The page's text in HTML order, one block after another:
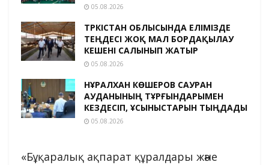
05.08.2026
ТҮРКІСТАН ОБЛЫСЫНДА ЕЛІМІЗДЕ
ТЕҢДЕСІ ЖОҚ МАЛ БОРДАҚЫЛАУ
КЕШЕНІ САЛЫНЫП ЖАТЫР
05.08.2026
НҰРАЛХАН КӨШЕРОВ САУРАН
АУДАНЫНЫҢ ТҰРҒЫНДАРЫМЕН
КЕЗДЕСІП, ҰСЫНЫСТАРЫН ТЫҢДАДЫ
05.08.2026
«Бұқаралық ақпарат құралдары және